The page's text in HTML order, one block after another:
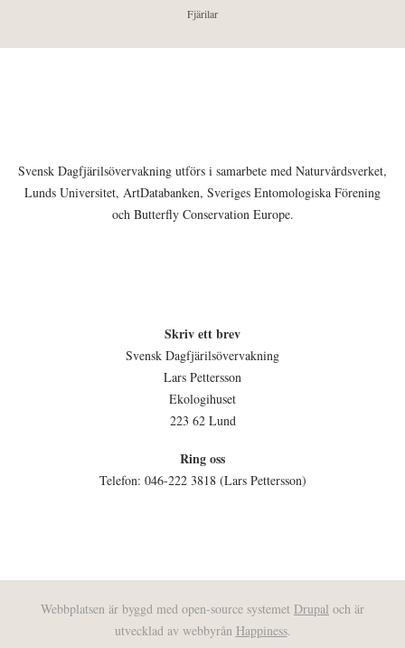
Fjärilar
Svensk Dagfjärilsövervakning utförs i samarbete med Naturvårdsverket,
Lunds Universitet, ArtDatabanken, Sveriges Entomologiska Förening
och Butterfly Conservation Europe.
Skriv ett brev
Svensk Dagfjärilsövervakning
Lars Pettersson
Ekologihuset
223 62 Lund
Ring oss
Telefon: 046-222 3818 (Lars Pettersson)
Webbplatsen är byggd med open-source systemet Drupal och är
utvecklad av webbyrån Happiness.